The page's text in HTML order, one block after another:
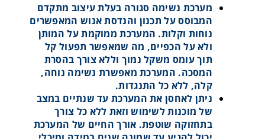
מערכת נשימה סגורה בעלת עיצוב מתקדם
המבוסס על תכנון והנדסת אנוש המאפשרים
נוחות וקלות. המערכת ממוקמת על המותן
ולא על הכפיים, מה שמאפשר תפעול קל
תוך עומס משקל נמוך וללא צורך בהסרת
המסכה. המערכת מאפשרת נשימה נוחה,
קלה, ללא כל התנגדות.
ניתן לאחסן את המערכת עד שנתיים במצב
של מוכנות לשימוש וזאת ללא כל צורך
בתחזוקה שוטפת. אורך החיים של המערכת